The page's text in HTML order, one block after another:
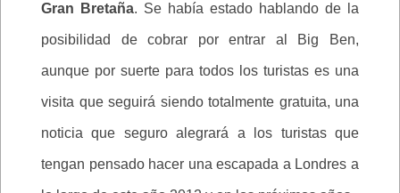
Gran Bretaña. Se había estado hablando de la
posibilidad de cobrar por entrar al Big Ben,
aunque por suerte para todos los turistas es una
visita que seguirá siendo totalmente gratuita, una
noticia que seguro alegrará a los turistas que
tengan pensado hacer una escapada a Londres a